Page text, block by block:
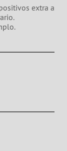
extra a